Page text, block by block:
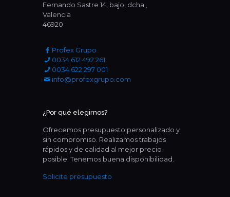
Fernando Sastre 14, bajo, dcha.,
Valencia
46920
Profex Grupo
0034 612 492 261
0034 622 297 001
info@profexgrupo.com
¿Por qué elegirnos?
Ofrecemos presupuesto personalizado y
sin compromiso. Realizamos trabajos
rápidos y de calidad al mejor precio
posible. Tenemos buena disponibilidad.
Solicite presupuesto